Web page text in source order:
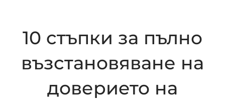
10 стъпки за пълно
възстановяване на
доверието на